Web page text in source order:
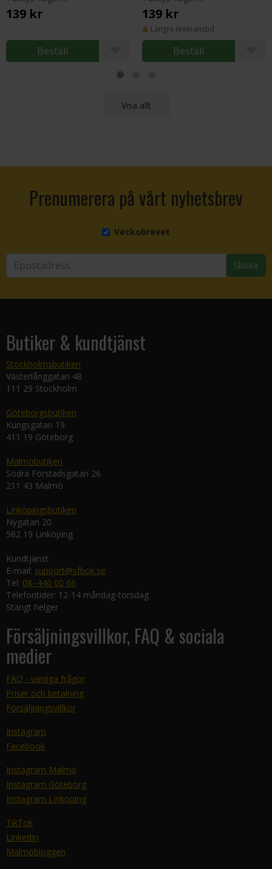
139 kr
Beställ
139 kr
Längre leveranstid
Beställ
Visa allt
Prenumerera på vårt nyhetsbrev
Veckobrevet
Skicka
Butiker & kundtjänst
Stockholmsbutiken
Västerlånggatan 48
111 29 Stockholm
Göteborgsbutiken
Kungsgatan 19
411 19 Göteborg
Malmöbutiken
Södra Förstadsgatan 26
211 43 Malmö
Linköpingsbutiken
Nygatan 20
582 19 Linköping
Kundtjänst
E-mail: support@sfbok.se
Tel: 08–440 00 66
Telefontider: 12-14 måndag-torsdag
Stängt helger
Försäljningsvillkor, FAQ & sociala
medier
FAQ - vanliga frågor
Priser och betalning
Försäljningsvillkor
Instagram
Facebook
Instagram Malmö
Instagram Göteborg
Instagram Linköping
TikTok
LinkedIn
Malmöbloggen